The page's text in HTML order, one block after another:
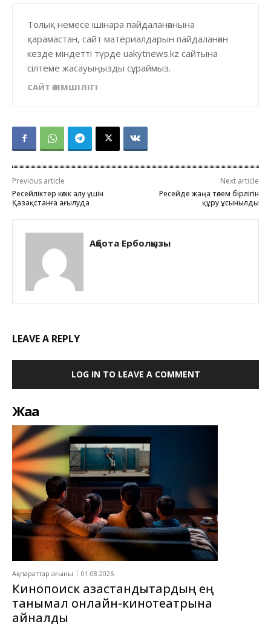
Толық немесе ішінара пайдаланғанына
қарамастан, сайт материалдарын пайдаланған
кезде міндетті түрде uakytnews.kz сайтына
сілтеме жасауыңызды сұраймыз.
САЙТ ӘКІМШІЛІГІ
Previous article
Ресейліктер көлік алу үшін
Қазақстанға ағылуда
Next article
Ресейде жаңа төлем бірлігін
құру ұсынылды
Ақбота Ерболқызы
LEAVE A REPLY
LOG IN TO LEAVE A COMMENT
Жаңа
Ақпараттар ағыны 01.08.2026
Кинопоиск қазақстандықтардың ең
танымал онлайн-кинотеатрына
айналды